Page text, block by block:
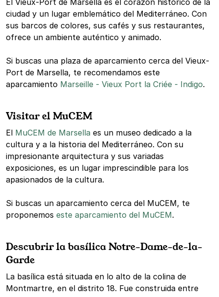
El Vieux-Port de Marsella es el corazón histórico de la
ciudad y un lugar emblemático del Mediterráneo. Con
sus barcos de colores, sus cafés y sus restaurantes,
ofrece un ambiente auténtico y animado.
Si buscas una plaza de aparcamiento cerca del Vieux-
Port de Marsella, te recomendamos este
aparcamiento Marseille - Vieux Port la Criée - Indigo.
Visitar el MuCEM
El MuCEM de Marsella es un museo dedicado a la
cultura y a la historia del Mediterráneo. Con su
impresionante arquitectura y sus variadas
exposiciones, es un lugar imprescindible para los
apasionados de la cultura.
Si buscas un aparcamiento cerca del MuCEM, te
proponemos este aparcamiento del MuCEM.
Descubrir la basílica Notre-Dame-de-la-
Garde
La basílica está situada en lo alto de la colina de
Montmartre, en el distrito 18. Fue construida entre